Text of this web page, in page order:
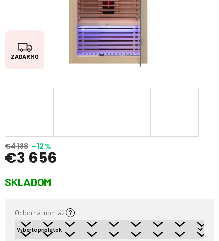
Z
A
A
O
ZADARMO
€4 188 –12 %
€3 656
cena:
SKLADOM
Odborná montáž ?